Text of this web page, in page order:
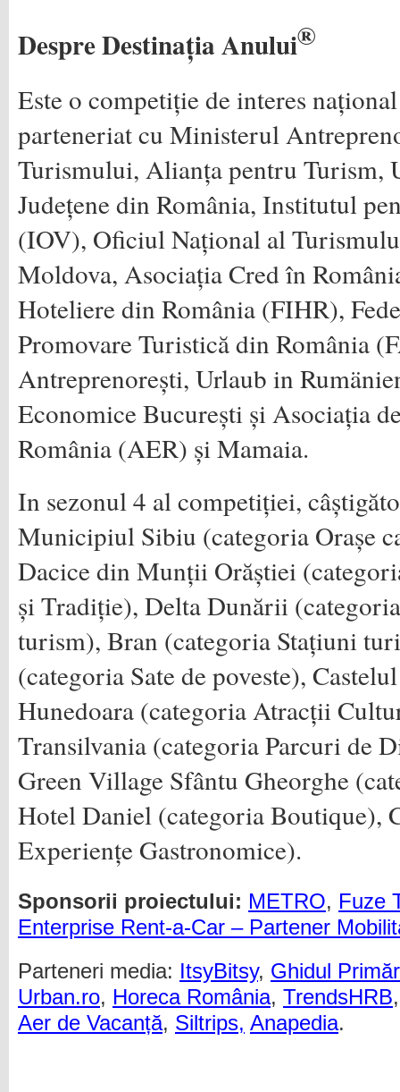
Despre Destinația Anului®
Este o competiție de interes
parteneriat cu Ministerul
Turismului, Alianța pentru Turism,
Județene din România, Institutul
(IOV), Oficiul Național al
Moldova, Asociația Cred în
Hoteliere din România (FIHR),
Promovare Turistică din România
Antreprenorești, Urlaub in
Economice București și Asociația
România (AER) și Mamaia.
In sezonul 4 al competiției,
Municipiul Sibiu (categoria Orașe
Dacice din Munții Orăștiei
și Tradiție), Delta Dunării
turism), Bran (categoria Stațiuni
(categoria Sate de poveste),
Hunedoara (categoria Atracții
Transilvania (categoria Parcuri de
Green Village Sfântu Gheorghe
Hotel Daniel (categoria Boutique),
Experiențe Gastronomice).
Sponsorii proiectului: METRO, Fuze
Enterprise Rent-a-Car – Partener
Parteneri media: ItsyBitsy, Ghidul
Urban.ro, Horeca România, TrendsHRB
Aer de Vacanță, Siltrips, Anapedia.